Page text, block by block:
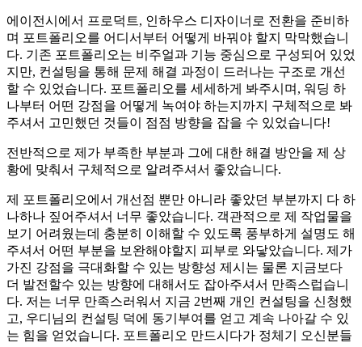
에이전시에서 프로덕트, 인하우스 디자이너로 전환을 준비하
며 포트폴리오를 어디서부터 어떻게 바꿔야 할지 막막했습니
다. 기존 포트폴리오는 비주얼과 기능 중심으로 구성되어 있었
지만, 컨설팅을 통해 문제 해결 과정이 드러나는 구조로 개선
할 수 있었습니다. 포트폴리오를 세세하게 봐주시며, 워딩 하
나부터 어떤 강점을 어떻게 녹여야 하는지까지 구체적으로 봐
주셔서 고민했던 것들이 점점 방향을 잡을 수 있었습니다!
전반적으로 제가 부족한 부분과 그에 대한 해결 방안을 제 상
황에 맞춰서 구체적으로 알려주셔서 좋았습니다.
제 포트폴리오에서 개선점 뿐만 아니라 좋았던 부분까지 다 하
나하나 짚어주셔서 너무 좋았습니다. 객관적으로 제 작업물을
보기 어려웠는데 충분히 이해할 수 있도록 풍부하게 설명도 해
주셔서 어떤 부분을 보완해야할지 피부로 와닿았습니다. 제가
가진 강점을 극대화할 수 있는 방향성 제시는 물론 지금보다
더 발전할수 있는 방향에 대해서도 잡아주셔서 만족스럽습니
다. 저는 너무 만족스러워서 지금 2번째 개인 컨설팅을 신청했
고, 우디님의 컨설팅 덕에 동기부여를 얻고 계속 나아갈 수 있
는 힘을 얻었습니다. 포트폴리오 만드시다가 정체기 오신분들